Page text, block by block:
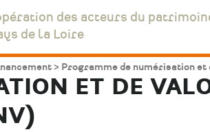
des acteurs du
de la Loire
Programme de numérisation
ET DE